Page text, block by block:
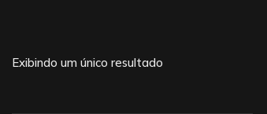
Exibindo um único resultado